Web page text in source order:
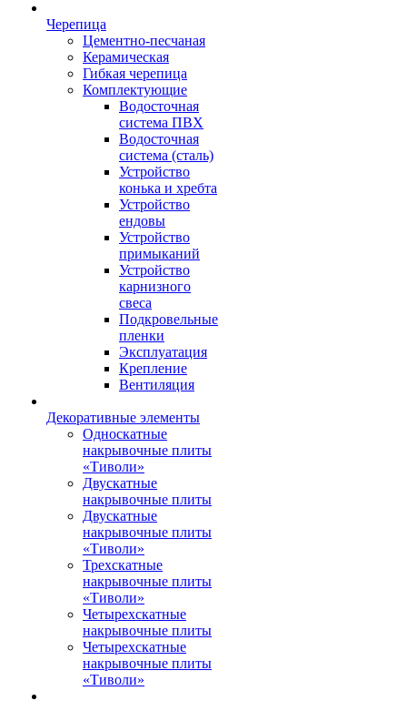
Черепица
Цементно-песчаная
Керамическая
Гибкая черепица
Комплектующие
Водосточная
система ПВХ
Водосточная
система (сталь)
Устройство
конька и хребта
Устройство
ендовы
Устройство
примыканий
Устройство
карнизного
свеса
Подкровельные
пленки
Эксплуатация
Крепление
Вентиляция
Декоративные элементы
Односкатные
накрывочные плиты
«Тиволи»
Двускатные
накрывочные плиты
Двускатные
накрывочные плиты
«Тиволи»
Трехскатные
накрывочные плиты
«Тиволи»
Четырехскатные
накрывочные плиты
Четырехскатные
накрывочные плиты
«Тиволи»